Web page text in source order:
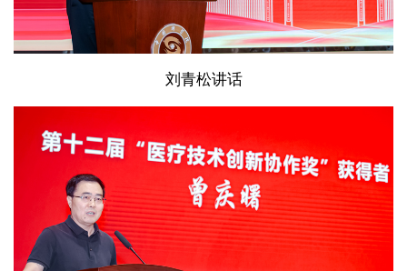
刘青松讲话